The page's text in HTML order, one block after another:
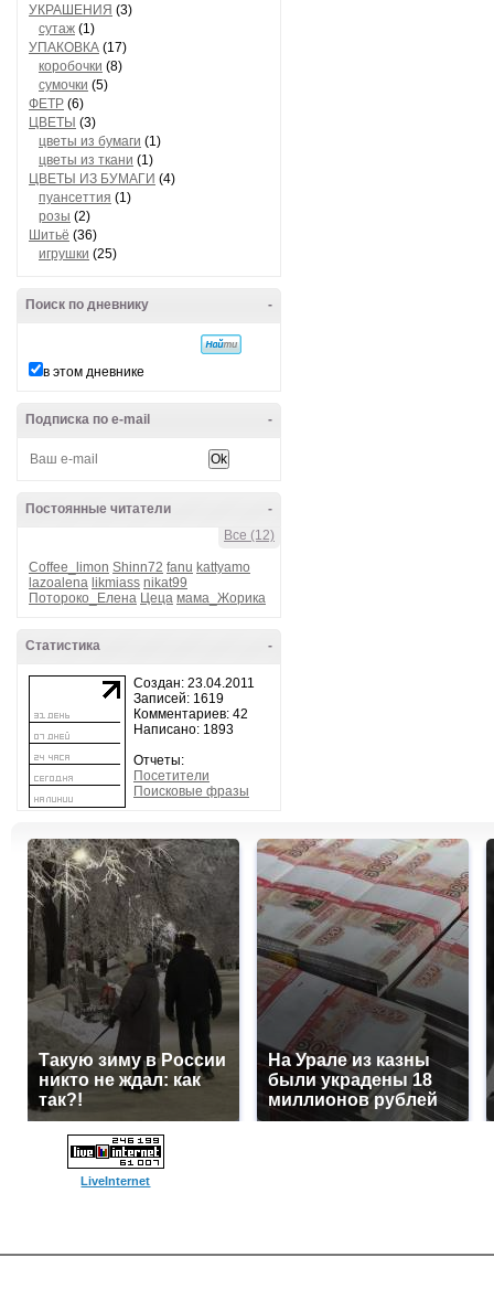
УКРАШЕНИЯ (3)
сутаж (1)
УПАКОВКА (17)
коробочки (8)
сумочки (5)
ФЕТР (6)
ЦВЕТЫ (3)
цветы из бумаги (1)
цветы из ткани (1)
ЦВЕТЫ ИЗ БУМАГИ (4)
пуансеттия (1)
розы (2)
Шитьё (36)
игрушки (25)
-
Поиск по дневнику
в этом дневнике
-
Подписка по e-mail
-
Постоянные читатели
Все (12)
Coffee_limon Shinn72 fanu kattyamo
lazoalena likmiass nikat99
Потороко_Елена Цеца мама_Жорика
-
Статистика
Создан: 23.04.2011
Записей: 1619
Комментариев: 42
Написано: 1893
Отчеты:
Посетители
Поисковые фразы
Такую зиму в России
никто не ждал: как
так?!
На Урале из казны
были украдены 18
миллионов рублей
LiveInternet